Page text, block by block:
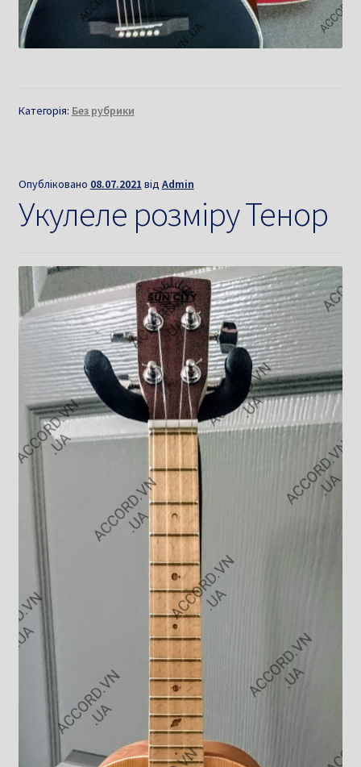
Категорія: Без рубрики
Опубліковано 08.07.2021 від Admin
Укулеле розміру Тенор